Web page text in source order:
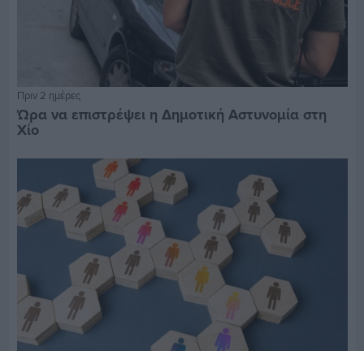
Πριν 2 ημέρες
Ώρα να επιστρέψει η Δημοτική Αστυνομία στη
Χίο